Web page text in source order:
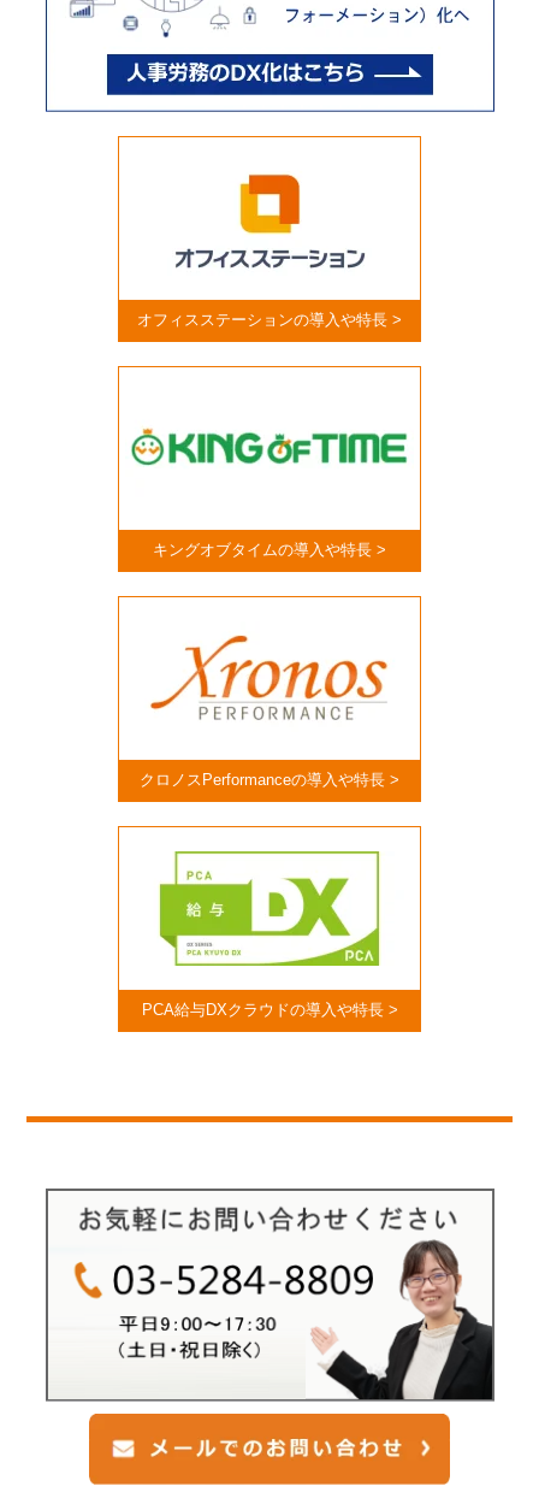
オフィスステーションの導入や特長 >
キングオブタイムの導入や特長 >
クロノスPerformanceの導入や特長 >
PCA給与DXクラウドの導入や特長 >